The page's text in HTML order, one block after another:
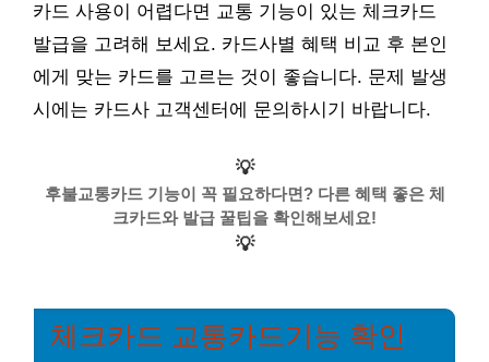
카드 사용이 어렵다면 교통 기능이 있는 체크카드
발급을 고려해 보세요. 카드사별 혜택 비교 후 본인
에게 맞는 카드를 고르는 것이 좋습니다. 문제 발생
시에는 카드사 고객센터에 문의하시기 바랍니다.
💡
후불교통카드 기능이 꼭 필요하다면? 다른 혜택 좋은 체
크카드와 발급 꿀팁을 확인해보세요!
💡
체크카드 교통카드기능 확인